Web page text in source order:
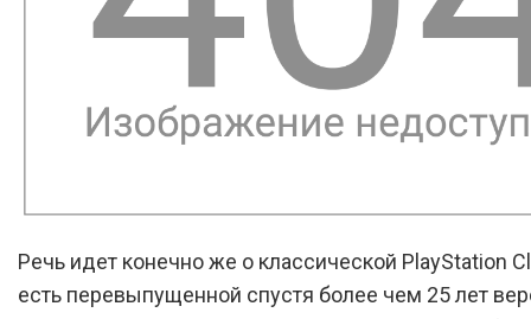
Речь идет конечно же о классической PlayStation
есть перевыпущенной спустя более чем 25 лет